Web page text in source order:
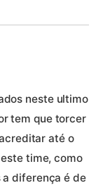
neste ultimo
tem que torcer
até o
time, como
diferença é de